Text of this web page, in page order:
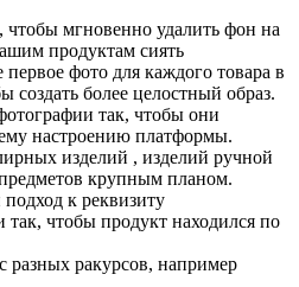
чтобы мгновенно удалить фон на
продуктам сиять
фото для каждого товара в
создать более целостный образ.
так, чтобы они
настроению платформы.
изделий , изделий ручной
крупным планом.
к реквизиту
чтобы продукт находился по
разных ракурсов, например